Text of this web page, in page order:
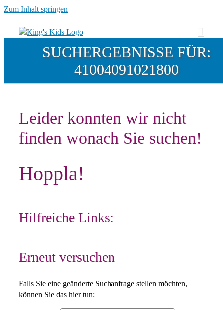
Zum Inhalt springen
SUCHERGEBNISSE FÜR:
41004091021800
Leider konnten wir nicht
finden wonach Sie suchen!
Hoppla!
Hilfreiche Links:
Erneut versuchen
Falls Sie eine geänderte Suchanfrage stellen möchten,
können Sie das hier tun: